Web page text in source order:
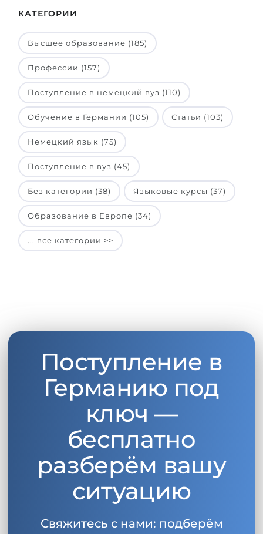
КАТЕГОРИИ
Высшее образование (185)
Профессии (157)
Поступление в немецкий вуз (110)
Обучение в Германии (105) Статьи (103)
Немецкий язык (75)
Поступление в вуз (45)
Без категории (38) Языковые курсы (37)
Образование в Европе (34)
... все категории >>
Поступление в
Германию под
ключ —
бесплатно
разберём вашу
ситуацию
Свяжитесь с нами: подберём